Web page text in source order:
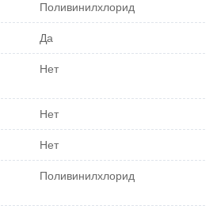
Поливинилхлорид
Да
Нет
Нет
Нет
Поливинилхлорид